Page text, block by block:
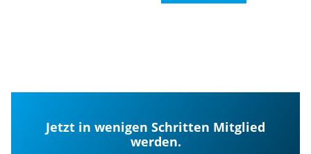
Jetzt in wenigen Schritten Mitglied
werden.